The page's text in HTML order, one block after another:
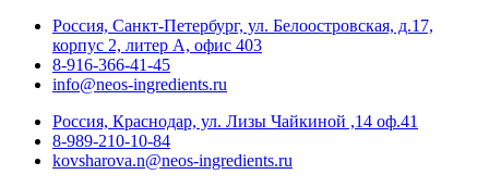
Россия, Санкт-Петербург, ул. Белоостровская, д.17,
корпус 2, литер А, офис 403
8-916-366-41-45
info@neos-ingredients.ru
Россия, Краснодар, ул. Лизы Чайкиной ,14 оф.41
8-989-210-10-84
kovsharova.n@neos-ingredients.ru